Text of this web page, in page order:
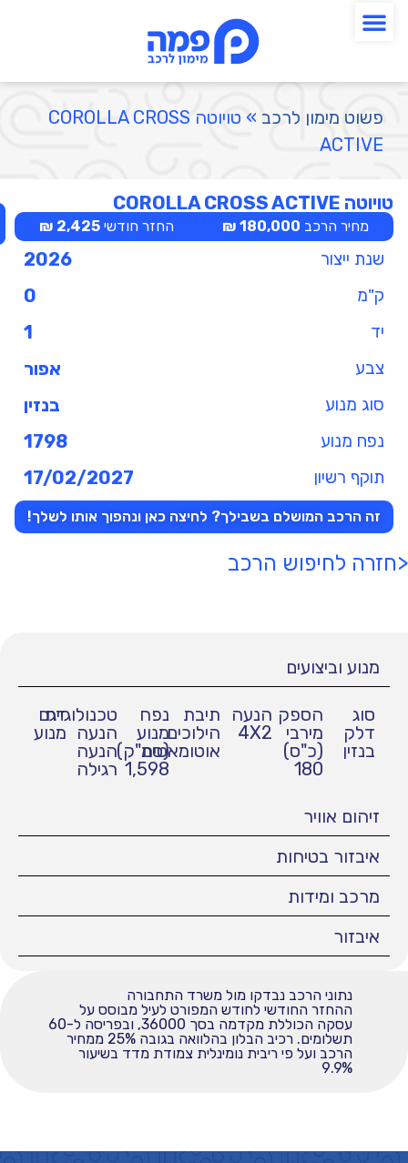
פשוט מימון לרכב »
טויוטה COROLLA CROSS
ACTIVE
טויוטה COROLLA CROSS ACTIVE
מחיר הרכב 180,000 ₪ החזר חודשי2,425 ₪
שנת ייצור 2026
ק"מ 0
יד 1
צבע אפור
סוג מנוע בנזין
נפח מנוע 1798
תוקף רשיון 17/02/2027
זה הרכב המושלם בשבילך? לחיצה כאן ונהפוך אותו לשלך!
<חזרה לחיפוש הרכב
מנוע וביצועים
סוג
דלק
בנזין
הספק
מירבי
(כ"ס)
180
הנעה
4X2
תיבת
הילוכים
אוטומאטית
נפח
מנוע
(סמ"ק)
1,598
טכנולוגיית
הנעה
הנעה
רגילה
דגם
מנוע
זיהום אוויר
איבזור בטיחות
מרכב ומידות
איבזור
נתוני הרכב נבדקו מול משרד התחבורה
ההחזר החודשי לחודש המפורט לעיל מבוסס על
עסקה הכוללת מקדמה בסך 36000, ובפריסה ל-60
תשלומים. רכיב הבלון בהלוואה בגובה 25% ממחיר
הרכב ועל פי ריבית נומינלית צמודת מדד בשיעור
9.9%